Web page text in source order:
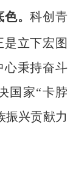
色。科创青
立下宏图
心秉持奋斗
国家“卡脖
振兴贡献力